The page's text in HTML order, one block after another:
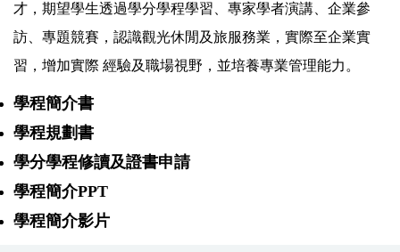
才，期望學生透過學分學程學習、專家學者演講、企業參
訪、專題競賽，認識觀光休閒及旅服務業，實際至企業實
習，增加實際 經驗及職場視野，並培養專業管理能力。
學程簡介書
學程規劃書
學分學程修讀及證書申請
學程簡介PPT
學程簡介影片